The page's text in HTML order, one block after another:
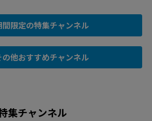
間限定の特集チャンネル
の他おすすめチャンネル
集チャンネル